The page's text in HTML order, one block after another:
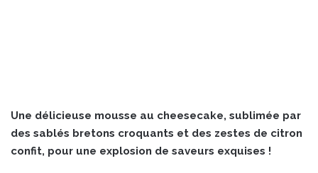
Une délicieuse mousse au cheesecake, sublimée par
des sablés bretons croquants et des zestes de citron
confit, pour une explosion de saveurs exquises !